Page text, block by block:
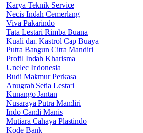
Karya Teknik Service
Necis Indah Cemerlang
Viva Pakarindo
Tata Lestari Rimba Buana
Kuali dan Kastrol Cap Buaya
Putra Bangun Citra Mandiri
Profil Indah Kharisma
Unelec Indonesia
Budi Makmur Perkasa
Anugrah Setia Lestari
Kunango Jantan
Nusaraya Putra Mandiri
Indo Candi Manis
Mutiara Cahaya Plastindo
Kode Bank